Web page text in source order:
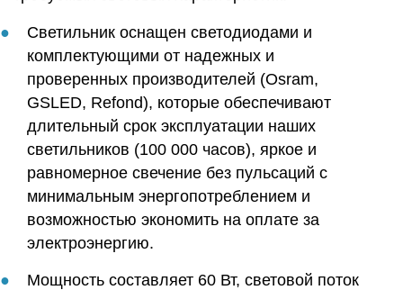
Светильник оснащен светодиодами и
комплектующими от надежных и
проверенных производителей (Osram,
GSLED, Refond), которые обеспечивают
длительный срок эксплуатации наших
светильников (100 000 часов), яркое и
равномерное свечение без пульсаций с
минимальным энергопотреблением и
возможностью экономить на оплате за
электроэнергию.
Мощность составляет 60 Вт, световой поток